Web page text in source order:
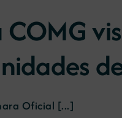
Oficial [...]